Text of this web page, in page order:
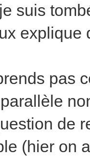
suis
explique
pas
de
(hier on